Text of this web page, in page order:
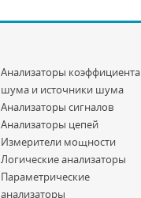
Анализаторы коэффициента
шума и источники шума
Анализаторы сигналов
Анализаторы цепей
Измерители мощности
Логические анализаторы
Параметрические
анализаторы